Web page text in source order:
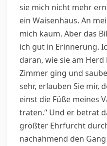
sie mich nicht mehr
ein Waisenhaus. An
mich kaum. Aber das
ich gut in Erinnerung.
daran, wie sie am
Zimmer ging und
sehr, erlauben Sie mir,
einst die Füße meines
traten.“ Und er betrat
größter Ehrfurcht
nachahmend den